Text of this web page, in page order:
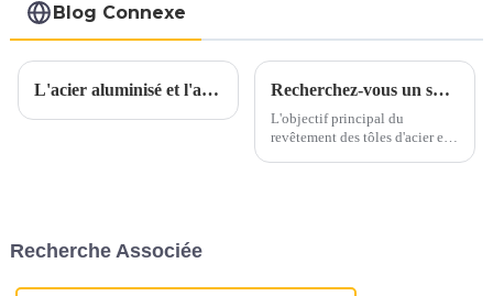
Blog Connexe
L'acier aluminisé et l'acier inoxydable aluminisé sont-ils parents ? Recherchez-vous un substitut à l’acier inoxydable et à l’aluminium ?
L'objectif principal du
revêtement des tôles d'acier est
Recherche Associée